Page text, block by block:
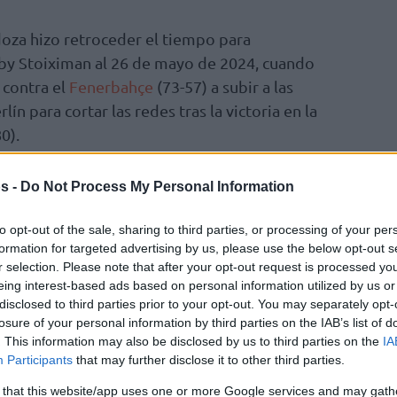
- Do Not Process My Personal Information
opt-out of the sale, sharing to third parties, or processing of your
for targeted advertising by us, please use the below opt-out
selection. Please note that after your opt-out request is processed
interest-based ads based on personal information utilized by us
to third parties prior to your opt-out. You may separately
of your personal information by third parties on the IAB’s list of
This information may also be disclosed by us to third parties on the
Participants that may further disclose it to other third parties.
that this website/app uses one or more Google services and may
hizo retroceder el tiempo para
Stoiximan al 26 de mayo de 2024, cuando
el Fenerbahçe (73-57) a subir a las
para cortar las redes tras la victoria en la
mostraba 3 puntos (1 de 1 en triples
el minuto 18), 1 rebote y 1 pérdida de balón
explicó su contribución general: desde dar
estar en el podio durante la ceremonia
de celebración hacia OAKA,
del entrenador Ergin Ataman.
Lo tomamos como un espectáculo
interesantes después de las entrevistas,